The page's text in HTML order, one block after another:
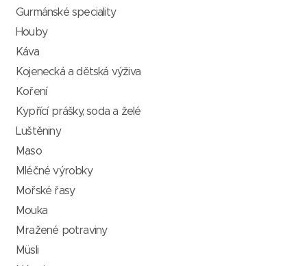
Gurmánské speciality
Houby
Káva
Kojenecká a dětská výživa
Koření
Kypřící prášky, soda a želé
Luštěniny
Maso
Mléčné výrobky
Mořské řasy
Mouka
Mražené potraviny
Müsli